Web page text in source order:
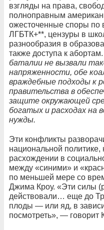
взгляды на права,
полноправным
ожесточенные споры по
ЛГБТК+**, цензуры в
разнообразия в
также доступа к абортам.
баталии не вызвали
напряженности, обе
враждебные подходы к
правительства в
защите окружающей
богатых и расходах на
нужды.
Эти конфликты
национальной
расхождении в
между «синими» и
по меньшей мере со
Джима Кроу. «Эти силы
действовали… еще до
плоды — или яд, в
посмотреть», — говорит